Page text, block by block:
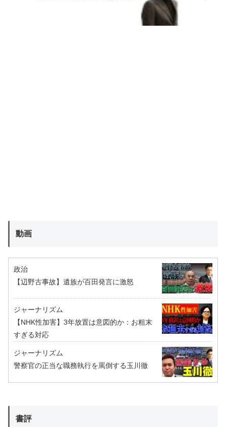
動画
政治
【辺野古事故】遺族が百田発言に激怒
ジャーナリズム
【NHK性加害】3年放置は意図的か：お粗末
すぎる対応
ジャーナリズム
警察官の正当な職務執行を罵倒する玉川徹
書評